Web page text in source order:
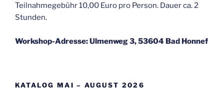
Teilnahmegebühr 10,00 Euro pro Person. Dauer ca. 2
Stunden.
Workshop-Adresse: Ulmenweg 3, 53604 Bad Honnef
KATALOG MAI – AUGUST 2026